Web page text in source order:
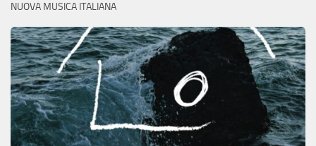
NUOVA MUSICA ITALIANA